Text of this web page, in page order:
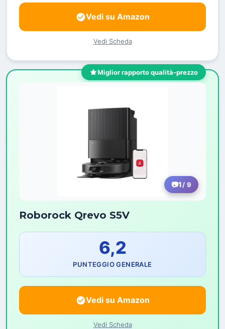
Vedi su Amazon
Vedi Scheda
Miglior rapporto qualità-prezzo
1/ 9
Roborock Qrevo S5V
6,2
PUNTEGGIO GENERALE
Vedi su Amazon
Vedi Scheda